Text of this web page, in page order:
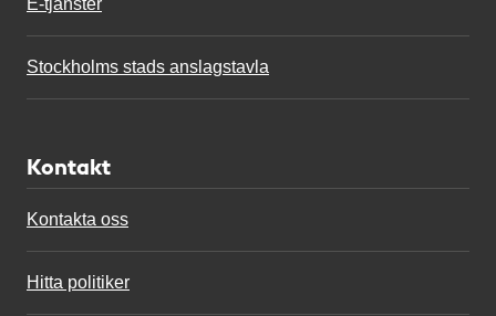
E-tjänster
Stockholms stads anslagstavla
Kontakt
Kontakta oss
Hitta politiker